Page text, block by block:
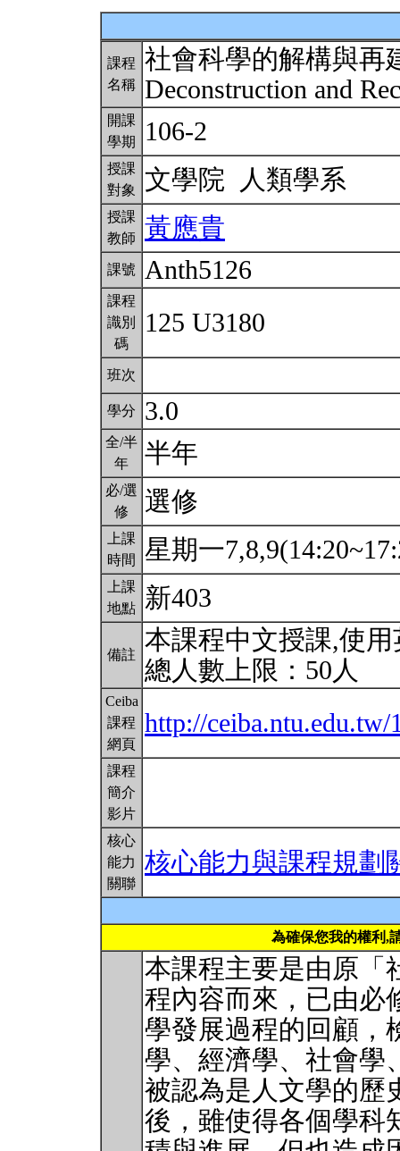
課程
名稱
社會科學的解構與再
Deconstruction and
開課
學期
106-2
授課
對象
文學院 人類學系
授課
教師
黃應貴
課號 Anth5126
課程
識別
碼
125 U3180
班次
學分 3.0
全/半
年
半年
必/選
修
選修
上課
時間
星期一
上課
地點
新403
備註
本課程中文授課,使
總人數上限：50人
Ceiba
課程
網頁
http://
課程
簡介
影片
核心
能力
關聯
核心能力與課程規劃
為確保您我的權利,
本課程主要是由原「
程內容而來，已由必
學發展過程的回顧，
學、經濟學、社會學
被認為是人文學的歷
後，雖使得各個學科